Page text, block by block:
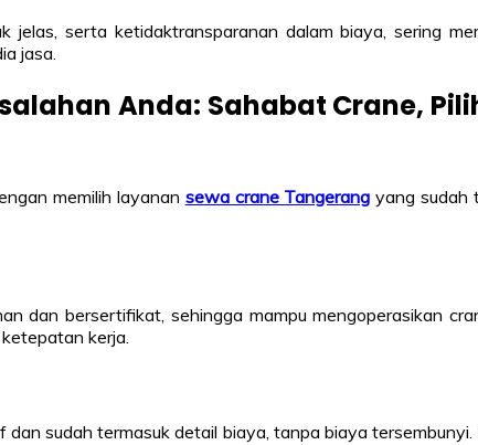
serta ketidaktransparanan dalam biaya, sering
jasa.
Anda: Sahabat Crane,
memilih layanan sewa crane Tangerang yang sudah
dan bersertifikat, sehingga mampu mengoperasikan
kerja.
sudah termasuk detail biaya, tanpa biaya